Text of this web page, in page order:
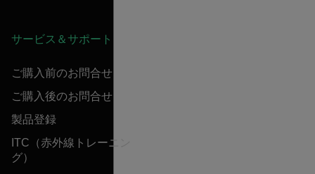
サービス＆サポート
ご購入前のお問合せ
ご購入後のお問合せ
製品登録
ITC（赤外線トレーニン
グ）